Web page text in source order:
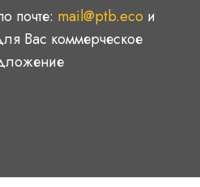
почте: mail@ptb.eco и
Вас коммерческое